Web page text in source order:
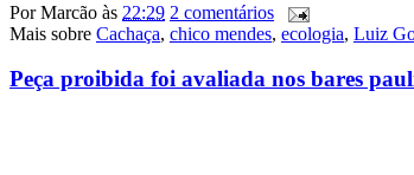
PorMarcão às 22:29 2 comentários
Mais sobre Cachaça, chico mendes, ecologia, Luiz
Peça proibida foi avaliada nos bares